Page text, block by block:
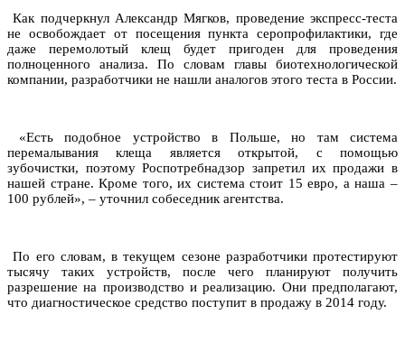
Как подчеркнул Александр Мягков, проведение экспресс-теста
не освобождает от посещения пункта серопрофилактики, где
даже перемолотый клещ будет пригоден для проведения
полноценного анализа. По словам главы биотехнологической
компании, разработчики не нашли аналогов этого теста в России.
«Есть подобное устройство в Польше, но там система
перемалывания клеща является открытой, с помощью
зубочистки, поэтому Роспотребнадзор запретил их продажи в
нашей стране. Кроме того, их система стоит 15 евро, а наша –
100 рублей», – уточнил собеседник агентства.
По его словам, в текущем сезоне разработчики протестируют
тысячу таких устройств, после чего планируют получить
разрешение на производство и реализацию. Они предполагают,
что диагностическое средство поступит в продажу в 2014 году.